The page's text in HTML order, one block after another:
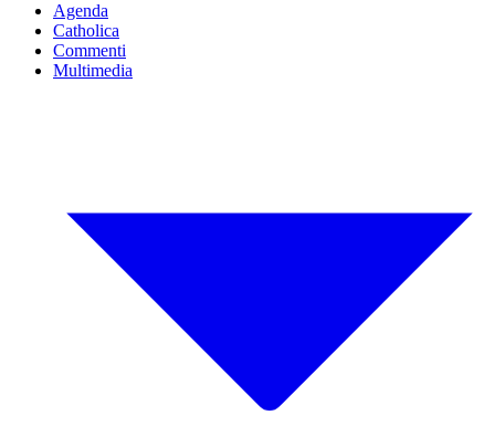
Agenda
Catholica
Commenti
Multimedia